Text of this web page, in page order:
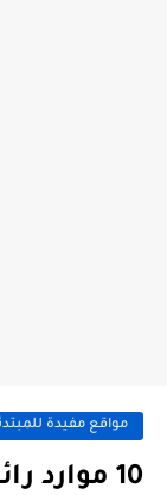
مواقع مفيدة
10